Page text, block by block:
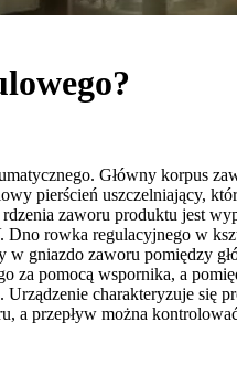
Główny korpus
pierścień uszczelniający,
zaworu produktu jest
rowka regulacyjnego w
gniazdo zaworu pomiędzy
za pomocą wspornika, a
charakteryzuje się
a przepływ można